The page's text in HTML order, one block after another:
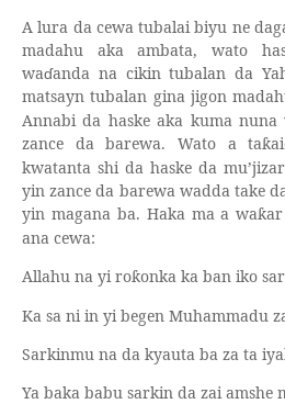
A lura da cewa tubalai biyu ne
madahu aka ambata, wato
waɗanda na cikin tubalan da
matsayn tubalan gina jigon
Annabi da haske aka kuma
zance da barewa. Wato a taƙ
kwatanta shi da haske da
yin zance da barewa wadda take
yin magana ba. Haka ma a waƙ
ana cewa:
Allahu na yi roƙonka ka ban iko
Ka sa ni in yi begen Muhammadu
Sarkinmu na da kyauta ba za ta
Ya baka babu sarkin da zai amshe